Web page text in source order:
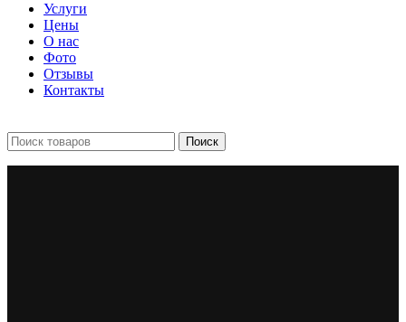
Услуги
Цены
О нас
Фото
Отзывы
Контакты
Поиск